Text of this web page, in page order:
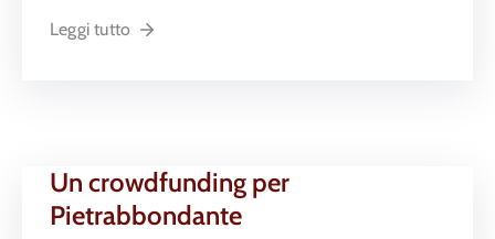
Leggi tutto
Un crowdfunding per
Pietrabbondante